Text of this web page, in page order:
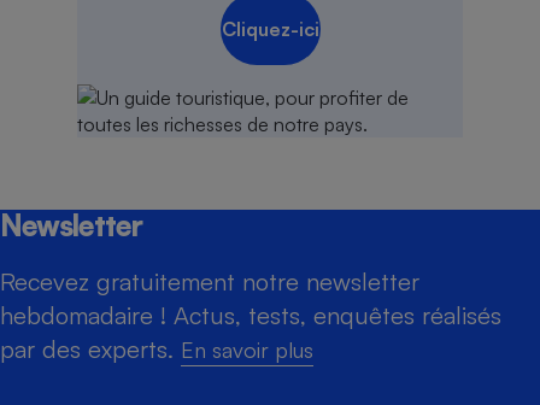
Cliquez-ici
Newsletter
Recevez gratuitement notre newsletter
hebdomadaire ! Actus, tests, enquêtes réalisés
par des experts. En savoir plus